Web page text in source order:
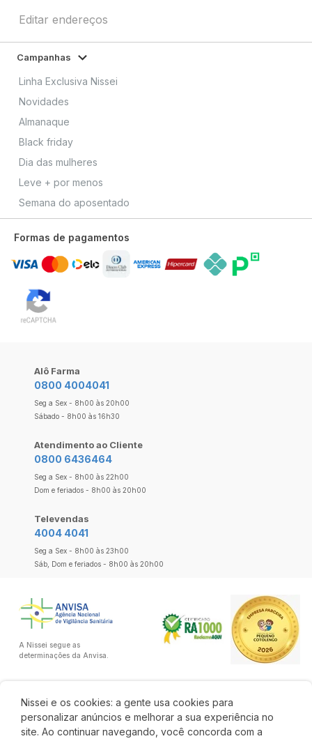
Nissei e os cookies: a gente usa cookies para
personalizar anúncios e melhorar a sua experiência no
site. Ao continuar navegando, você concorda com a
Editar endereços
Campanhas
Linha Exclusiva Nissei
Novidades
Almanaque
Black friday
Dia das mulheres
Leve + por menos
Semana do aposentado
Formas de pagamentos
Alô Farma
0800 4004041
Seg a Sex - 8h00 às 20h00
Sábado - 8h00 às 16h30
Atendimento ao Cliente
0800 6436464
Seg a Sex - 8h00 às 22h00
Dom e feriados - 8h00 às 20h00
Televendas
4004 4041
Seg a Sex - 8h00 às 23h00
Sáb, Dom e feriados - 8h00 às 20h00
A Nissei segue as
determinações da Anvisa.